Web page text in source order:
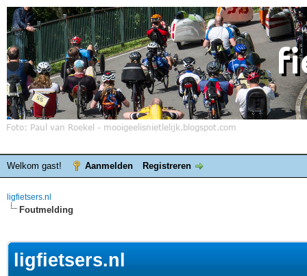
Welkom gast! Aanmelden Registreren
ligfietsers.nl
Foutmelding
ligfietsers.nl